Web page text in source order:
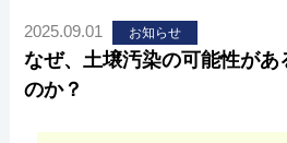
2025.09.01 お知らせ
なぜ、土壌汚染の可能性があ
のか？